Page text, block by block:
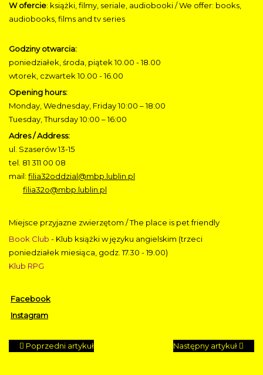
W ofercie: książki, filmy, seriale, audiobooki / We offer: books,
audiobooks, films and tv series
Godziny otwarcia:
poniedziałek, środa, piątek 10.00 - 18.00
wtorek, czwartek 10.00 - 16.00
Opening hours:
Monday, Wednesday, Friday 10:00 – 18:00
Tuesday, Thursday 10:00 – 16:00
Adres / Address:
ul. Szaserów 13-15
tel. 81 311 00 08
mail: filia32oddzial@mbp.lublin.pl
filia32o@mbp.lublin.pl
Miejsce przyjazne zwierzętom / The place is pet friendly
Book Club - Klub książki w języku angielskim (trzeci
poniedziałek miesiąca, godz. 17.30 - 19.00)
Klub RPG
Facebook
Instagram
Poprzedni artykuł Następny artykuł